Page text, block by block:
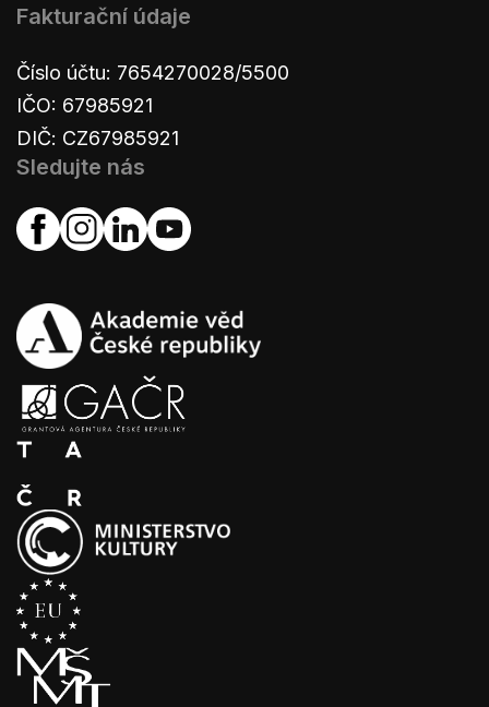
Fakturační údaje
Číslo účtu: 7654270028/5500
IČO: 67985921
DIČ: CZ67985921
Sledujte nás